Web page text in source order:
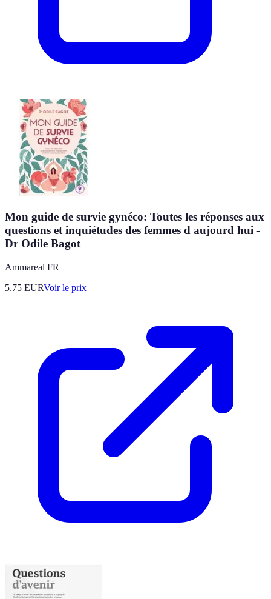
Mon guide de survie gynéco: Toutes les réponses aux
questions et inquiétudes des femmes d aujourd hui -
Dr Odile Bagot
Ammareal FR
5.75 EURVoir le prix